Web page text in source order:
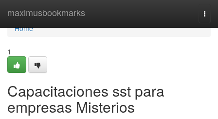
maximusbookmarks
Home
Home
1
Capacitaciones sst para
empresas Misterios